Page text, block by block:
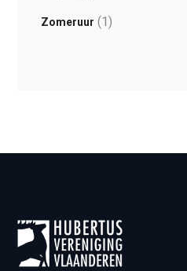
Zomeruur (1)